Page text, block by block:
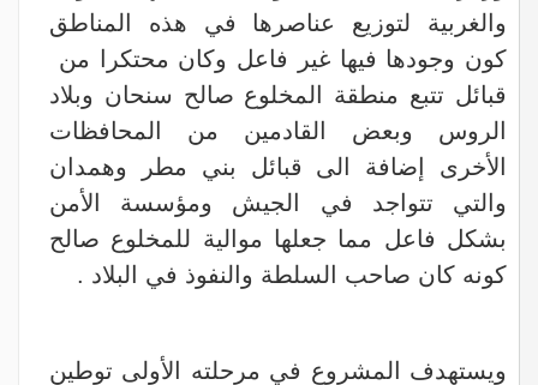
والغربية لتوزيع عناصرها في هذه المناطق
كون وجودها فيها غير فاعل وكان محتكرا من
قبائل تتبع منطقة المخلوع صالح سنحان وبلاد
الروس وبعض القادمين من المحافظات
الأخرى إضافة الى قبائل بني مطر وهمدان
والتي تتواجد في الجيش ومؤسسة الأمن
بشكل فاعل مما جعلها موالية للمخلوع صالح
كونه كان صاحب السلطة والنفوذ في البلاد .
ويستهدف المشروع في مرحلته الأولى توطين